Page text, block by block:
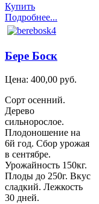
Купить
Подробнее...
Бере Боск
Цена: 400,00 руб.
Сорт осенний.
Дерево
сильнорослое.
Плодоношение на
6й год. Сбор урожая
в сентябре.
Урожайность 150кг.
Плоды до 250г. Вкус
сладкий. Лежкость
30 дней.